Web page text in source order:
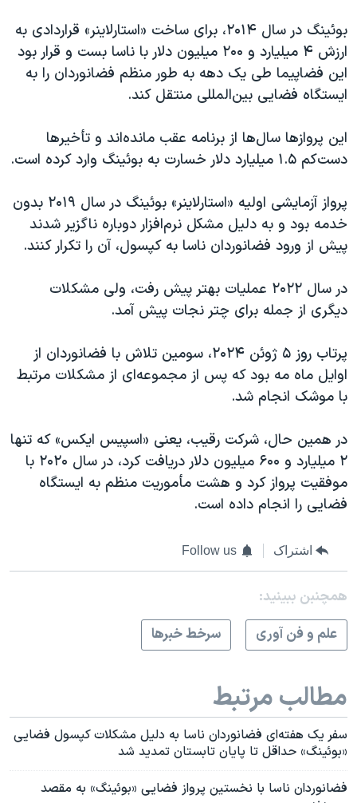
بوئینگ در سال ۲۰۱۴، برای ساخت «استارلاینر» قراردادی به
ارزش ۴ میلیارد و ۲۰۰ میلیون دلار با ناسا بست و قرار بود
این فضاپیما طی یک دهه به طور منظم فضانوردان را به
ایستگاه فضایی بین‌المللی منتقل کند.
این پروازها سال‌ها از برنامه عقب مانده‌اند و تأخیرها
دست‌کم ۱.۵ میلیارد دلار خسارت به بوئینگ وارد کرده است.
پرواز آزمایشی اولیه «استارلاینر» بوئینگ در سال ۲۰۱۹ بدون
خدمه بود و به دلیل مشکل نرم‌افزار دوباره ناگزیر شدند
پیش از ورود فضانوردان ناسا به کپسول، آن را تکرار ‌کنند.
در سال ۲۰۲۲ عملیات بهتر پیش رفت، ولی مشکلات
دیگری از جمله برای چتر نجات پیش آمد.
پرتاب روز ۵ ژوئن ۲۰۲۴، سومین تلاش با فضانوردان از
اوایل ماه مه بود که پس از مجموعه‌ای از مشکلات مرتبط
با موشک انجام شد.
در همین حال، شرکت رقیب، یعنی «اسپیس ایکس» که تنها
۲ میلیارد و ۶۰۰ میلیون دلار دریافت کرد، در سال ۲۰۲۰ با
موفقیت پرواز کرد و هشت مأموریت منظم به ایستگاه
فضایی را انجام داده است.
اشتراک Follow us
همچنبن ببینید:
علم و فن آوری
سرخط خبرها
مطالب مرتبط
سفر یک هفته‌ای فضانوردان ناسا به دلیل مشکلات کپسول فضایی
«بوئینگ» حداقل تا پایان تابستان تمدید شد
فضانوردان ناسا با نخستین پرواز فضایی «بوئینگ» به مقصد